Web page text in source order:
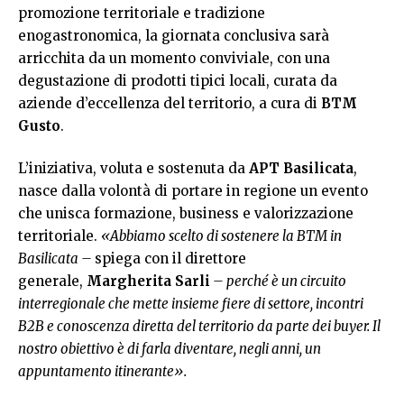
promozione territoriale e tradizione
enogastronomica, la giornata conclusiva sarà
arricchita da un momento conviviale, con una
degustazione di prodotti tipici locali, curata da
aziende d’eccellenza del territorio, a cura di BTM
Gusto.
L’iniziativa, voluta e sostenuta da APT Basilicata,
nasce dalla volontà di portare in regione un evento
che unisca formazione, business e valorizzazione
territoriale. «Abbiamo scelto di sostenere la BTM in
Basilicata – spiega con il direttore
generale, Margherita Sarli – perché è un circuito
interregionale che mette insieme fiere di settore, incontri
B2B e conoscenza diretta del territorio da parte dei buyer. Il
nostro obiettivo è di farla diventare, negli anni, un
appuntamento itinerante».